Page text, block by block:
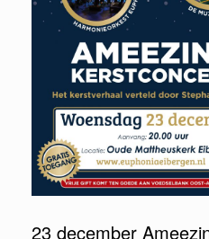
23 december